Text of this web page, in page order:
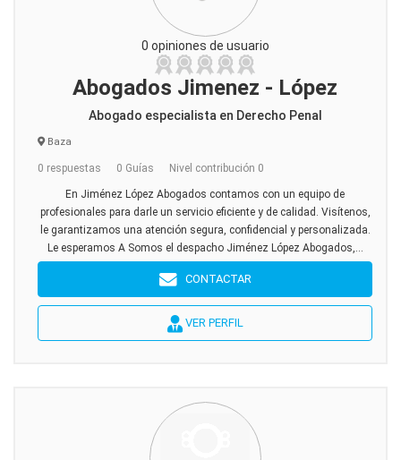
0 opiniones de usuario
Abogados Jimenez - López
Abogado especialista en Derecho Penal
Baza
0 respuestas 0 Guías Nivel contribución 0
En Jiménez López Abogados contamos con un equipo de
profesionales para darle un servicio eficiente y de calidad. Visítenos,
le garantizamos una atención segura, confidencial y personalizada.
Le esperamos A Somos el despacho Jiménez López Abogados,...
CONTACTAR
VER PERFIL